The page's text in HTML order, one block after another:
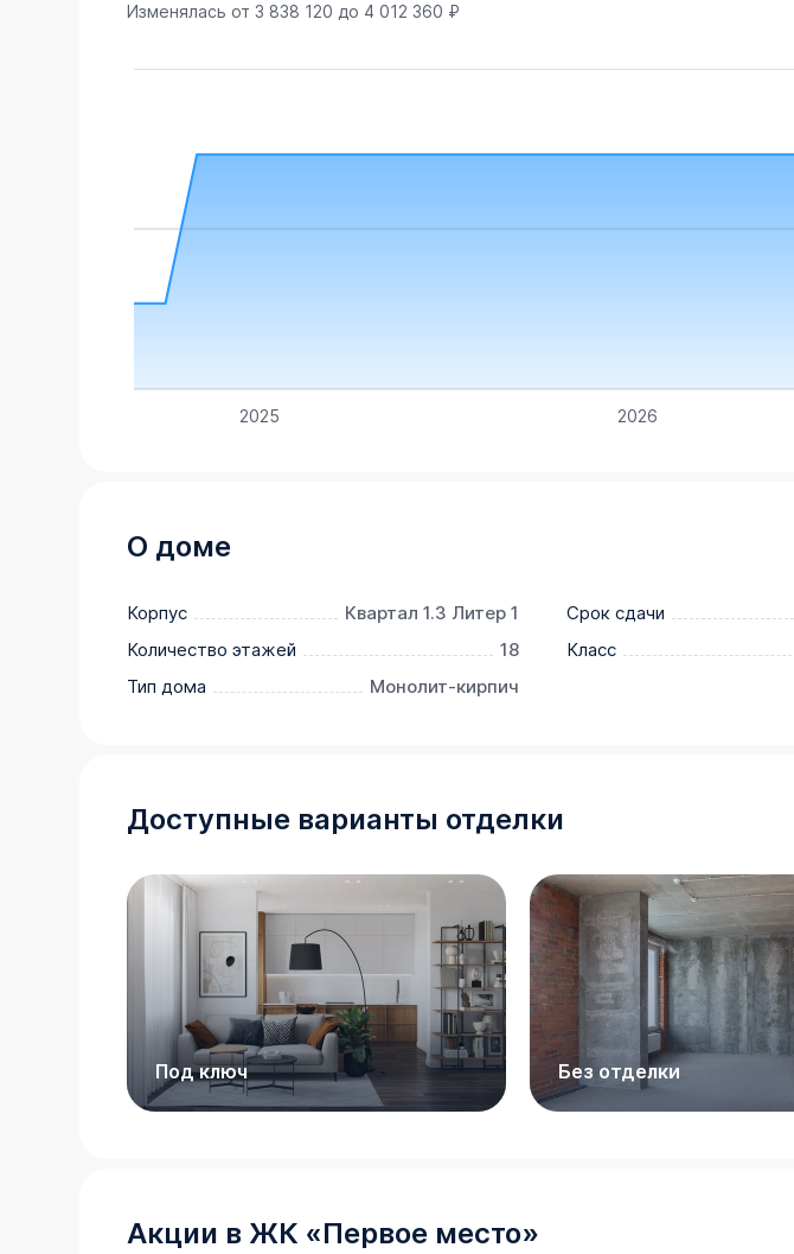
Изменялась от3 838 120 до 4 012 360 ₽
2025 2026
О доме
Корпус Квартал 1.3 Литер 1 Срок сдачи
Количество этажей
18 Класс
Тип дома
Монолит-кирпич
Доступные варианты отделки
Под ключ Без отделки
Акции в ЖК «Первое место»